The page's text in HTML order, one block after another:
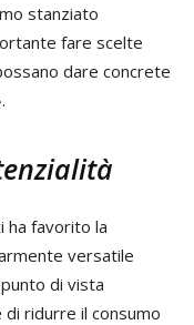
stanziato
fare scelte
dare concrete
ha favorito la
versatile
di vista
ridurre il consumo